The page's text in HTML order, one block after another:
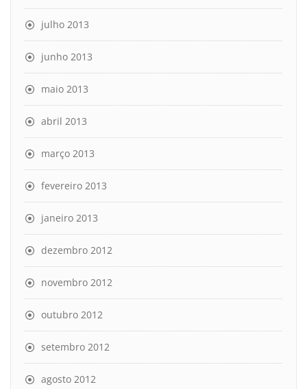
julho 2013
junho 2013
maio 2013
abril 2013
março 2013
fevereiro 2013
janeiro 2013
dezembro 2012
novembro 2012
outubro 2012
setembro 2012
agosto 2012